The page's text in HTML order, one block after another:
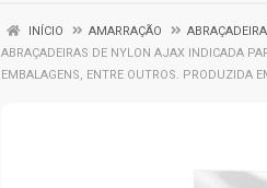
INÍCIO AMARRAÇÃO
ABRAÇADEIRAS DE NYLON AJAX INDICADA
EMBALAGENS, ENTRE OUTROS. PRODUZIDA